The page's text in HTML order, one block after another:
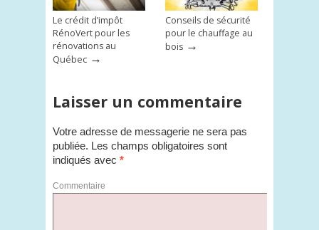
Le crédit d’impôt
RénoVert pour les
rénovations au
Québec →
Conseils de sécurité
pour le chauffage au
bois →
Laisser un commentaire
Votre adresse de messagerie ne sera pas
publiée. Les champs obligatoires sont
indiqués avec *
Commentaire